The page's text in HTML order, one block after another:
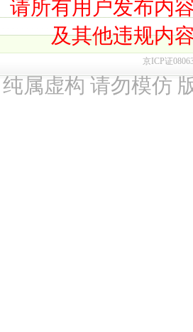
请所有用户发布内
及其他违规内
京ICP证
纯属虚构 请勿模仿